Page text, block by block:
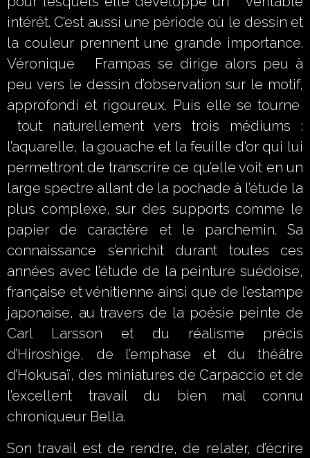
intérêt. C’est aussi une période où le dessin et
la couleur prennent une grande importance.
Véronique Frampas se dirige alors peu à
peu vers le dessin d’observation sur le motif,
approfondi et rigoureux. Puis elle se tourne
tout naturellement vers trois médiums :
l’aquarelle, la gouache et la feuille d'or qui lui
permettront de transcrire ce qu’elle voit en un
large spectre allant de la pochade à l’étude la
plus complexe, sur des supports comme le
papier de caractère et le parchemin. Sa
connaissance s’enrichit durant toutes ces
années avec l’étude de la peinture suédoise,
française et vénitienne ainsi que de l’estampe
japonaise, au travers de la poésie peinte de
Carl Larsson et du réalisme précis
d’Hiroshige, de l’emphase et du théâtre
d’Hokusaï, des miniatures de Carpaccio et de
l’excellent travail du bien mal connu
chroniqueur Bella.
Son travail est de rendre, de relater, d’écrire